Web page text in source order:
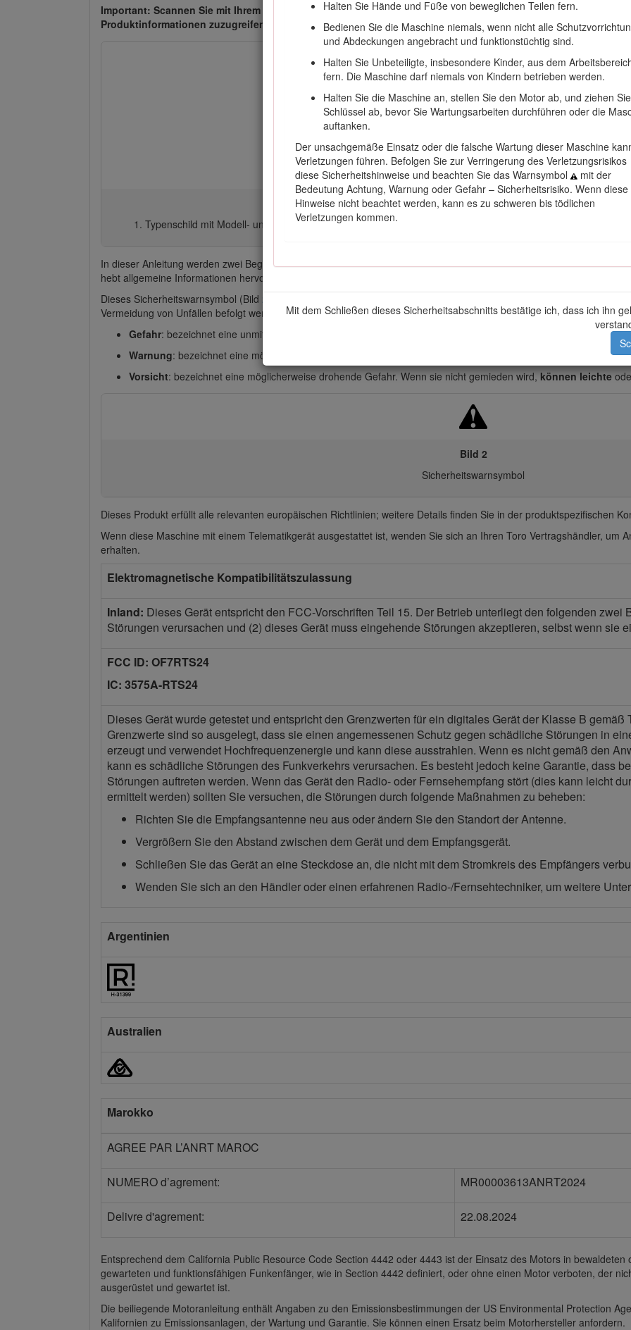
Halten Sie Hände und Füße von beweglichen Teilen fern.
Bedienen Sie die Maschine niemals, wenn nicht alle
und Abdeckungen angebracht und funktionstüchtig sind.
Halten Sie Unbeteiligte, insbesondere Kinder, aus dem
fern. Die Maschine darf niemals von Kindern betrieben werden.
Halten Sie die Maschine an, stellen Sie den Motor ab, und ziehen
Schlüssel ab, bevor Sie Wartungsarbeiten durchführen oder die
auftanken.
Der unsachgemäße Einsatz oder die falsche Wartung dieser Maschine
Verletzungen führen. Befolgen Sie zur Verringerung des Verletzungsrisikos
diese Sicherheitshinweise und beachten Sie das Warnsymbol
mit der
Bedeutung Achtung, Warnung oder Gefahr – Sicherheitsrisiko. Wenn diese
Hinweise nicht beachtet werden, kann es zu schweren bis tödlichen
Verletzungen kommen.
Mit dem Schließen dieses Sicherheitsabschnitts bestätige ich, dass ich ihn
Important: Scannen Sie mit Ihrem Mobilgerät den QR-Code auf dem Seriennummernaufkleber (falls
Produktinformationen zuzugreifen.
Bild 1
Typenschild mit Modell- und Seriennummer
In dieser Anleitung werden zwei Begriffe zur Hervorhebung von Informationen verwendet.Wichtigweist auf spezielle
hebt allgemeine Informationen hervor, die Ihre besondere Beachtung verdienen.
Dieses Sicherheitswarnsymbol (Bild
) wird sowohl in diesem Handbuch als auch am Fahrzeug verwendet, um
Vermeidung von Unfällen befolgt werden müssen. Dieses Symbol wird mit dem SignalwortGefahr, Warnung oder
Gefahr: bezeichnet eine unmittelbar drohende Gefahr. Wenn sie nicht gemieden wird,
Tod oder
Warnung: bezeichnet eine möglicherweise drohende Gefahr. Wenn sie nicht gemieden wird,
Tod oder
Vorsicht: bezeichnet eine möglicherweise drohende Gefahr. Wenn sie nicht gemieden wird,können leichte
Bild 2
Sicherheitswarnsymbol
Dieses Produkt erfüllt alle relevanten europäischen Richtlinien; weitere Details finden Sie in der produktspezifischen
Wenn diese Maschine mit einem Telematikgerät ausgestattet ist, wenden Sie sich an Ihren Toro Vertragshändler, um
erhalten.
Elektromagnetische Kompatibilitätszulassung
Inland: Dieses Gerät entspricht den FCC-Vorschriften Teil 15. Der Betrieb unterliegt den folgenden zwei
Störungen verursachen und (2) dieses Gerät muss eingehende Störungen akzeptieren, selbst wenn sie
FCC ID: OF7RTS24
IC: 3575A-RTS24
Dieses Gerät wurde getestet und entspricht den Grenzwerten für ein digitales Gerät der Klasse B gemäß
Grenzwerte sind so ausgelegt, dass sie einen angemessenen Schutz gegen schädliche Störungen in
erzeugt und verwendet Hochfrequenzenergie und kann diese ausstrahlen. Wenn es nicht gemäß den
kann es schädliche Störungen des Funkverkehrs verursachen. Es besteht jedoch keine Garantie, dass
Störungen auftreten werden. Wenn das Gerät den Radio- oder Fernsehempfang stört (dies kann leicht
ermittelt werden) sollten Sie versuchen, die Störungen durch folgende Maßnahmen zu beheben:
Richten Sie die Empfangsantenne neu aus oder ändern Sie den Standort der Antenne.
Vergrößern Sie den Abstand zwischen dem Gerät und dem Empfangsgerät.
Schließen Sie das Gerät an eine Steckdose an, die nicht mit dem Stromkreis des Empfängers
Wenden Sie sich an den Händler oder einen erfahrenen Radio-/Fernsehtechniker, um weitere
Argentinien
Australien
Marokko
AGREE PAR L’ANRT MAROC
NUMERO d’agrement: MR00003613ANRT2024
Delivre d'agrement: 22.08.2024
Entsprechend dem California Public Resource Code Section 4442 oder 4443 ist der Einsatz des Motors in
gewarteten und funktionsfähigen Funkenfänger, wie in Section 4442 definiert, oder ohne einen Motor verboten, der
ausgerüstet und gewartet ist.
Die beiliegende Motoranleitung enthält Angaben zu den Emissionsbestimmungen der US Environmental Protection
Kalifornien zu Emissionsanlagen, der Wartung und Garantie. Sie können einen Ersatz beim Motorhersteller anfordern.